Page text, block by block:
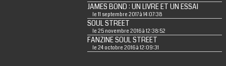
JAMES BOND : UN LIVRE ET UN ESSAI
le 11 septembre 2017 à 14:07:38
SOUL STREET
le 25 novembre 2016 à 12:38:52
FANZINE SOUL STREET
le 24 octobre 2016 à 12:09:31